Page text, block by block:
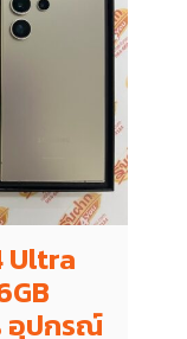
Ultra
อุปกรณ์